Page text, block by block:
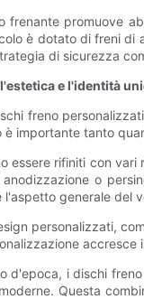
frenante promuove
è dotato di freni
di sicurezza
e l'identità
freno
importante tanto
essere rifiniti con
o
generale del
personalizzati,
d'epoca, i dischi
Questa